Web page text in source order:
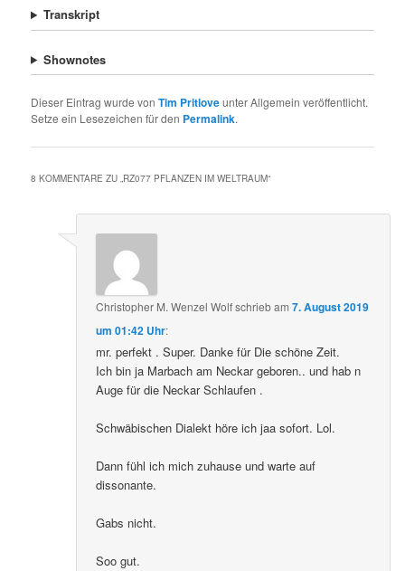
Transkript
Shownotes
Dieser Eintrag wurde vonTim Pritloveunter Allgemein veröffentlicht.
Setze ein Lesezeichen für den Permalink.
8 KOMMENTARE ZU „ RZ077 PFLANZEN IM WELTRAUM“
Christopher M. Wenzel Wolfschriebam7. August 2019
um 01:42 Uhr:
mr. perfekt . Super. Danke für Die schöne Zeit.
Ich bin ja Marbach am Neckar geboren.. und hab n
Auge für die Neckar Schlaufen .
Schwäbischen Dialekt höre ich jaa sofort. Lol.
Dann fühl ich mich zuhause und warte auf
dissonante.
Gabs nicht.
Soo gut.